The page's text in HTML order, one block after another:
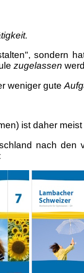
sondern
zugelassen
weniger gute
ist daher meist
nach den